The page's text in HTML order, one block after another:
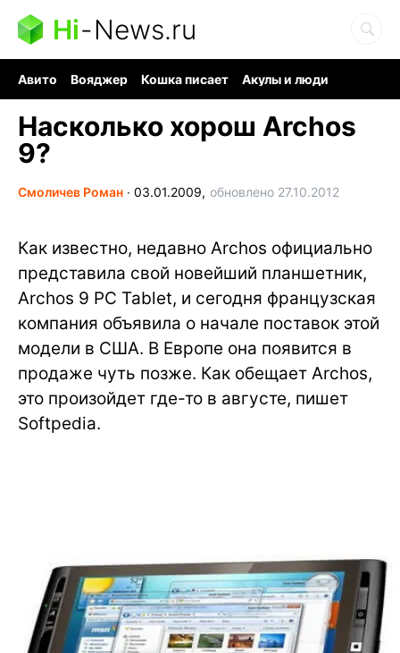
Hi-News.ru
Авито Вояджер Кошка писает
Акулы и люди
Насколько хорош Archos
9?
Смоличев Роман ∙ 03.01.2009, обновлено 27.10.2012
Как известно, недавно Archos официально
представила свой новейший планшетник,
Archos 9 PC Tablet, и сегодня французская
компания объявила о начале поставок этой
модели в США. В Европе она появится в
продаже чуть позже. Как обещает Archos,
это произойдет где-то в августе, пишет
Softpedia.